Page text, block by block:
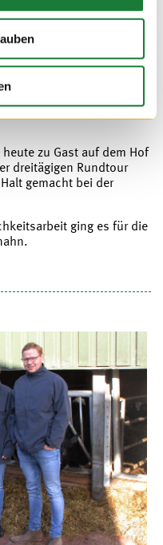
zu Gast auf dem Hof
dreitägigen Rundtour
gemacht bei der
ging es für die